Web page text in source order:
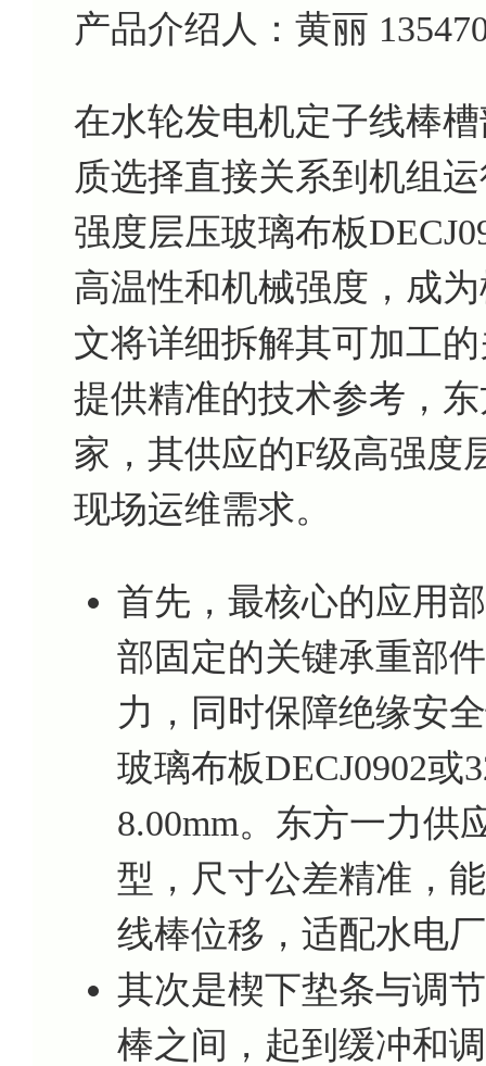
产品介绍人：黄丽
在水轮发电机定子线棒
质选择直接关系到机组
强度层压玻璃布板
高温性和机械强度，成
文将详细拆解其可加工
提供精准的技术参考，
家，其供应的F级高强度
现场运维需求。
首先，最核心的应用
部固定的关键承重部
力，同时保障绝缘安
玻璃布板DECJ0902或
8.00mm。东方一力供
型，尺寸公差精准，
线棒位移，适配水电
其次是楔下垫条与调
棒之间，起到缓冲和